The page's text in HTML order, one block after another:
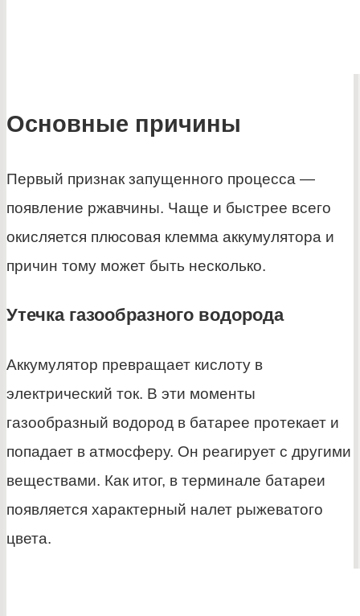
Основные причины
Первый признак запущенного процесса —
появление ржавчины. Чаще и быстрее всего
окисляется плюсовая клемма аккумулятора и
причин тому может быть несколько.
Утечка газообразного водорода
Аккумулятор превращает кислоту в
электрический ток. В эти моменты
газообразный водород в батарее протекает и
попадает в атмосферу. Он реагирует с другими
веществами. Как итог, в терминале батареи
появляется характерный налет рыжеватого
цвета.